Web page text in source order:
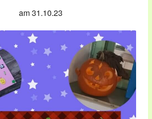
am 31.10.23